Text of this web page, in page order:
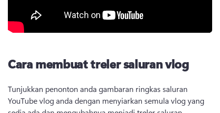
Cara membuat treler saluran vlog
Tunjukkan penonton anda gambaran ringkas saluran
YouTube vlog anda dengan menyiarkan semula vlog yang